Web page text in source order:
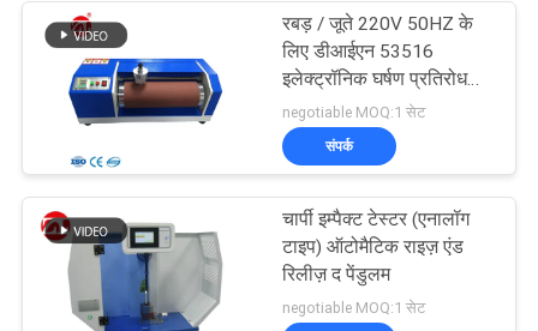
PRIVACY
POLICY
तन्यता परीक्षण मशीन
33
रबड़ / जूते 220V 50HZ के
लिए डीआईएन 53516
इलेक्ट्रॉनिक घर्षण प्रतिरोध
परीक्षण मशीन
negotiable MOQ:1 सेट
संपर्क
चार्पी इम्पैक्ट टेस्टर (एनालॉग
टाइप) ऑटोमैटिक राइज़ एंड
रिलीज़ द पेंडुलम
negotiable MOQ:1 सेट